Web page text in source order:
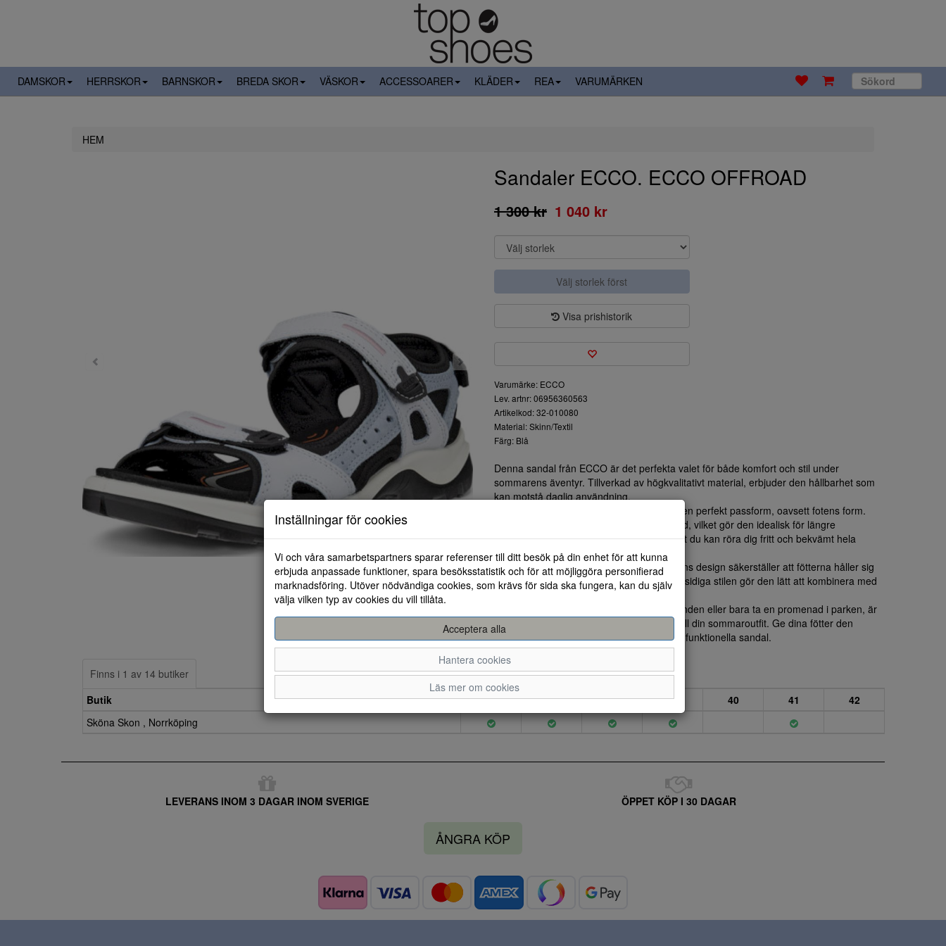
DAMSKOR HERRSKOR BARNSKOR BREDA SKOR VÄSKOR ACCESSOARER KLÄDER REA VARUMÄRKEN
HEM
Sandaler ECCO. ECCO OFFROAD
1 300 kr 1 040 kr
Välj storlek först
Visa prishistorik
Varumärke: ECCO
Lev. artnr: 06956360563
Artikelkod: 32-010080
Material: Skinn/Textil
Färg: Blå
Denna sandal från ECCO är det perfekta valet för både komfort och stil under
sommarens äventyr. Tillverkad av högkvalitativt material, erbjuder den hållbarhet som
kan motstå daglig användning.
Sandalen har justerbara remmar som ger en perfekt passform, oavsett fotens form.
Den vadderade innersulan ger utmärkt stöd, vilket gör den idealisk för längre
promenader. Dess lätta konstruktion gör att du kan röra dig fritt och bekvämt hela
dagen.
Det ventilationssystem som finns i sandalens design säkerställer att fötterna håller sig
svala, även under varma dagar. Den mångsidiga stilen gör den lätt att kombinera med
olika kläder, från shorts till klänningar.
Oavsett om du ska på en vandring, till stranden eller bara ta en promenad i parken, är
denna sandal det perfekta komplementet till din sommaroutfit. Ge dina fötter den
komfort de förtjänar med denna stiliga och funktionella sandal.
Finns i 1 av 14 butiker
Butik
36 37 38 39 40 41
42
Sköna Skon , Norrköping
LEVERANS INOM 3 DAGAR INOM SVERIGE ÖPPET KÖP I 30 DAGAR
ÅNGRA KÖP
Inställningar för cookies
Vi och våra samarbetspartners sparar referenser till ditt besök på din enhet för att kunna
erbjuda anpassade funktioner, spara besöksstatistik och för att möjliggöra personifierad
marknadsföring. Utöver nödvändiga cookies, som krävs för sida ska fungera, kan du själv
välja vilken typ av cookies du vill tillåta.
Acceptera alla
Hantera cookies
Läs mer om cookies